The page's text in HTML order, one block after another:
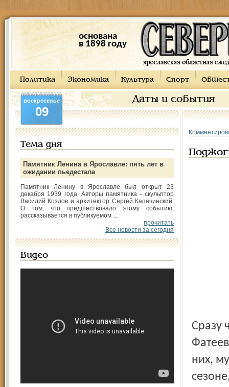
основана
в 1898 году
Политика Экономика Культура Спорт
Даты и события
воскресенье
09
Тема дня
Памятник Ленина в Ярославле: пять лет в
ожидании пьедестала
Памятник Ленину в Ярославле был открыт 23
декабря 1939 года. Авторы памятника - скульптор
Василий Козлов и архитектор Сергей Капачинский.
О том, что предшествовало этому событию,
рассказывается в публикуемом ...
прочитать
Все новости за сегодня
Видео
Сразу
них,